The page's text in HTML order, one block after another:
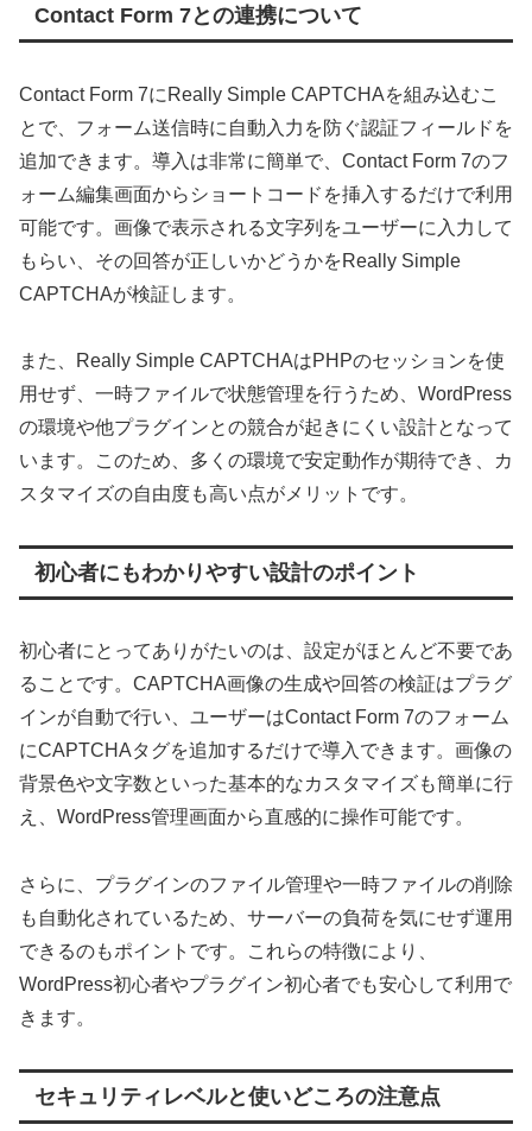
Contact Form 7との連携について
Contact Form 7にReally Simple CAPTCHAを組み込むこ
とで、フォーム送信時に自動入力を防ぐ認証フィールドを
追加できます。導入は非常に簡単で、Contact Form 7のフ
ォーム編集画面からショートコードを挿入するだけで利用
可能です。画像で表示される文字列をユーザーに入力して
もらい、その回答が正しいかどうかをReally Simple
CAPTCHAが検証します。
また、Really Simple CAPTCHAはPHPのセッションを使
用せず、一時ファイルで状態管理を行うため、WordPress
の環境や他プラグインとの競合が起きにくい設計となって
います。このため、多くの環境で安定動作が期待でき、カ
スタマイズの自由度も高い点がメリットです。
初心者にもわかりやすい設計のポイント
初心者にとってありがたいのは、設定がほとんど不要であ
ることです。CAPTCHA画像の生成や回答の検証はプラグ
インが自動で行い、ユーザーはContact Form 7のフォーム
にCAPTCHAタグを追加するだけで導入できます。画像の
背景色や文字数といった基本的なカスタマイズも簡単に行
え、WordPress管理画面から直感的に操作可能です。
さらに、プラグインのファイル管理や一時ファイルの削除
も自動化されているため、サーバーの負荷を気にせず運用
できるのもポイントです。これらの特徴により、
WordPress初心者やプラグイン初心者でも安心して利用で
きます。
セキュリティレベルと使いどころの注意点